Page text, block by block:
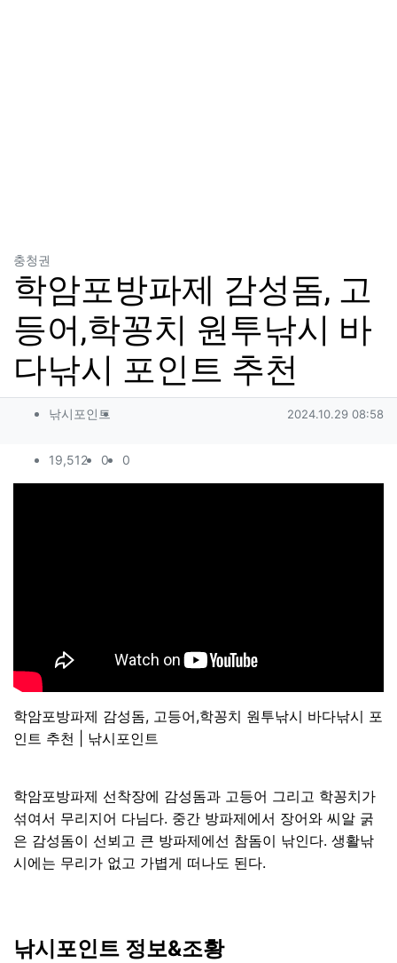
충청권
학암포방파제 감성돔, 고
등어,학꽁치 원투낚시 바
다낚시 포인트 추천
작성자 정보
낚시포인트 작성일
2024.10.29 08:58
컨텐츠 정보
19,512조회
0추천
0
학암포방파제 감성돔, 고등어,학꽁치 원투낚시 바다낚시 포
인트 추천 | 낚시포인트
학암포방파제 선착장에 감성돔과 고등어 그리고 학꽁치가
섞여서 무리지어 다님다. 중간 방파제에서 장어와 씨알 굵
은 감성돔이 선뵈고 큰 방파제에선 참돔이 낚인다. 생활낚
시에는 무리가 없고 가볍게 떠나도 된다.
낚시포인트 정보&조황